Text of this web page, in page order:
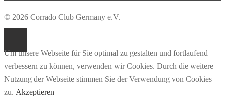
© 2026 Corrado Club Germany e.V.
Um unsere Webseite für Sie optimal zu gestalten und fortlaufend
verbessern zu können, verwenden wir Cookies. Durch die weitere
Nutzung der Webseite stimmen Sie der Verwendung von Cookies
zu. Akzeptieren